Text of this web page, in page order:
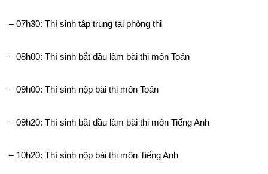
– 07h30: Thí sinh tập trung tại phòng thi
– 08h00: Thí sinh bắt đầu làm bài thi môn Toán
– 09h00: Thí sinh nộp bài thi môn Toán
– 09h20: Thí sinh bắt đầu làm bài thi môn Tiếng Anh
– 10h20: Thí sinh nộp bài thi môn Tiếng Anh